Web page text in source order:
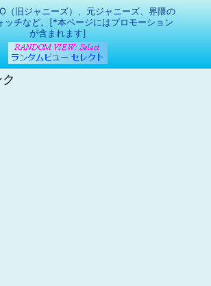
（旧ジャニーズ）、元ジャニーズ、界隈の
ッチなど。[*本ページにはプロモーション
が含まれます]